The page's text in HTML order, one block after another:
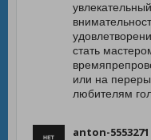
стать
или на
любителям
anton-5553271